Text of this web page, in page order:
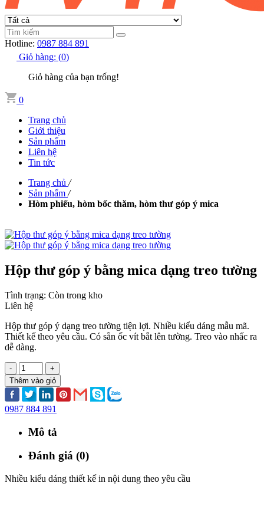
Hotline: 0987 884 891
Giỏ hàng: (0)
Giỏ hàng của bạn trống!
0
Trang chủ
Giới thiệu
Sản phẩm
Liên hệ
Tin tức
Trang chủ /
Sản phẩm /
Hòm phiếu, hòm bốc thăm, hòm thư góp ý mica
Hộp thư góp ý bằng mica dạng treo tường
Tình trạng: Còn trong kho
Liên hệ
Hộp thư góp ý dạng treo tường tiện lợi. Nhiều kiểu dáng mẫu mã.
Thiết kế theo yêu cầu. Có sẵn ốc vít bắt lên tường. Treo vào nhấc ra
dễ dàng.
-
+
Thêm vào giỏ
0987 884 891
Mô tả
Đánh giá (0)
Nhiều kiểu dáng thiết kế in nội dung theo yêu cầu